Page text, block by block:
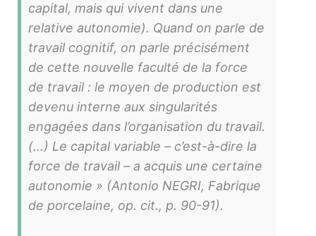
capital, mais qui vivent dans une
relative autonomie). Quand on parle de
travail cognitif, on parle précisément
de cette nouvelle faculté de la force
de travail : le moyen de production est
devenu interne aux singularités
engagées dans l’organisation du travail.
(…) Le capital variable – c’est-à-dire la
force de travail – a acquis une certaine
autonomie » (Antonio NEGRI, Fabrique
de porcelaine, op. cit., p. 90-91).